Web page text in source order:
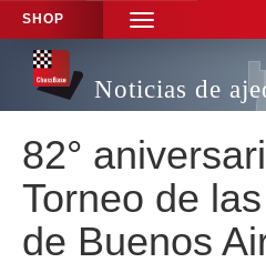
SHOP
TOGGLE
NAVIGATION
Noticias de
82°
Torneo de
de Buenos